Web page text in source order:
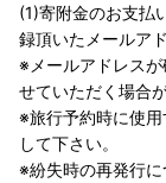
(1)寄附金のお支払
録頂いたメールア
※メールアドレス
せていただく場合
※旅行予約時に使
して下さい。
※紛失時の再発行